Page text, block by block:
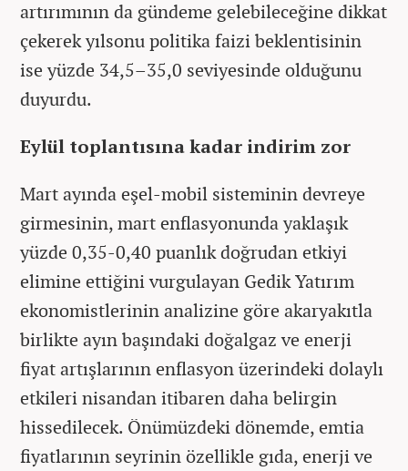
artırımının da gündeme gelebileceğine dikkat
çekerek yılsonu politika faizi beklentisinin
ise yüzde 34,5–35,0 seviyesinde olduğunu
duyurdu.
Eylül toplantısına kadar indirim zor
Mart ayında eşel-mobil sisteminin devreye
girmesinin, mart enflasyonunda yaklaşık
yüzde 0,35-0,40 puanlık doğrudan etkiyi
elimine ettiğini vurgulayan Gedik Yatırım
ekonomistlerinin analizine göre akaryakıtla
birlikte ayın başındaki doğalgaz ve enerji
fiyat artışlarının enflasyon üzerindeki dolaylı
etkileri nisandan itibaren daha belirgin
hissedilecek. Önümüzdeki dönemde, emtia
fiyatlarının seyrinin özellikle gıda, enerji ve